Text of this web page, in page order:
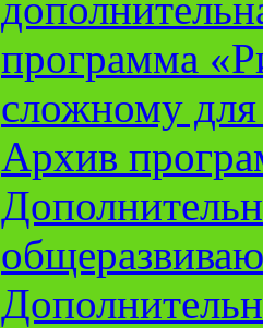
программа
сложному
Архив